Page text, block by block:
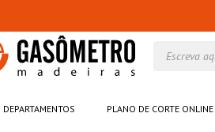
PLANO DE CORTE ONLINE